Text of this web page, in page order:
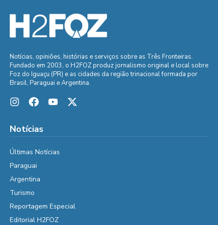
Notícias, opiniões, histórias e serviços sobre as Três Fronteiras.
Fundado em 2003, o H2FOZ produz jornalismo original e local sobre
Foz do Iguaçu (PR) e as cidades da região trinacional formada por
Brasil, Paraguai e Argentina.
Notícias
Últimas Notícias
Paraguai
Argentina
Turismo
Reportagem Especial
Editorial H2FOZ